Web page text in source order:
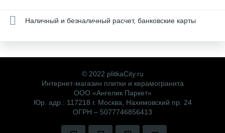
Наличный и безналичный расчет, банковские карты
© 2022 plitkaCity.ru
Интернет-магазин плитки и керамогранита
ООО «Ангелик Паркет»
Юр. адр.: 117218 г. Москва, Нахимовский пр. 24
ОГРН – 5077746856413